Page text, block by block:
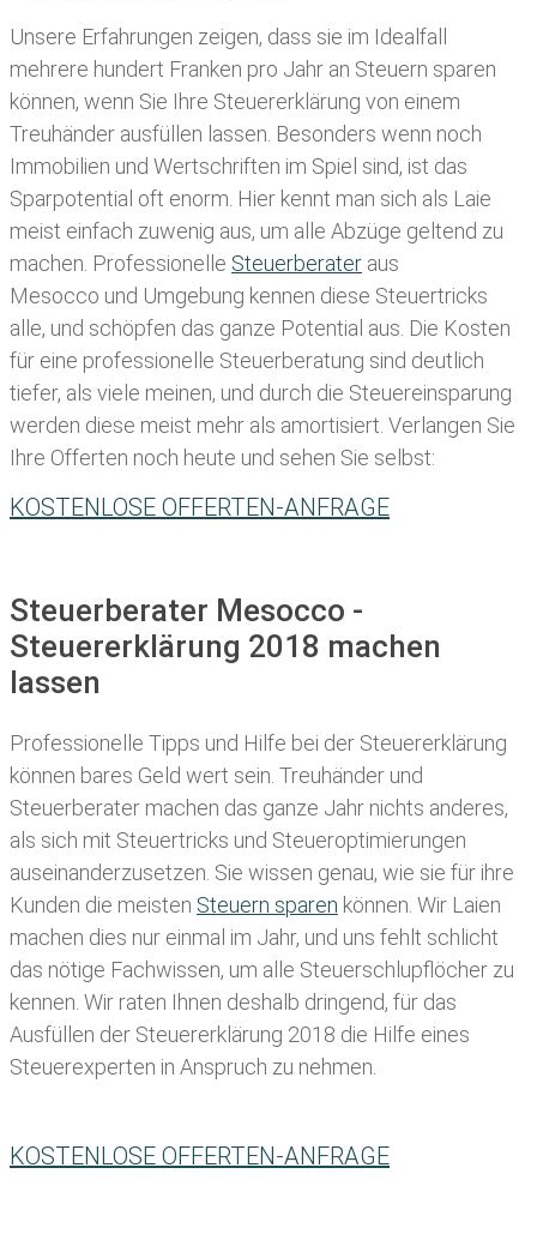
Unsere Erfahrungen zeigen, dass sie im Idealfall
mehrere hundert Franken pro Jahr an Steuern sparen
können, wenn Sie Ihre Steuererklärung von einem
Treuhänder ausfüllen lassen . Besonders wenn noch
Immobilien und Wertschriften im Spiel sind, ist das
Sparpotential oft enorm. Hier kennt man sich als Laie
meist einfach zuwenig aus, um alle Abzüge geltend zu
machen. Professionelle Steuerberater aus
Mesocco und Umgebung kennen diese Steuertricks
alle, und schöpfen das ganze Potential aus. Die Kosten
für eine professionelle Steuerberatung sind deutlich
tiefer, als viele meinen, und durch die Steuereinsparung
werden diese meist mehr als amortisiert. Verlangen Sie
Ihre Offerten noch heute und sehen Sie selbst:
KOSTENLOSE OFFERTEN-ANFRAGE
Steuerberater Mesocco -
Steuererklärung 2018 machen
lassen
Professionelle Tipps und Hilfe bei der Steuererklärung
können bares Geld wert sein. Treuhänder und
Steuerberater machen das ganze Jahr nichts anderes,
als sich mit Steuertricks und Steueroptimierungen
auseinanderzusetzen. Sie wissen genau, wie sie für ihre
Kunden die meisten Steuern sparen können. Wir Laien
machen dies nur einmal im Jahr, und uns fehlt schlicht
das nötige Fachwissen, um alle Steuerschlupflöcher zu
kennen. Wir raten Ihnen deshalb dringend, für das
Ausfüllen der Steuererklärung 2018 die Hilfe eines
Steuerexperten in Anspruch zu nehmen.
KOSTENLOSE OFFERTEN-ANFRAGE